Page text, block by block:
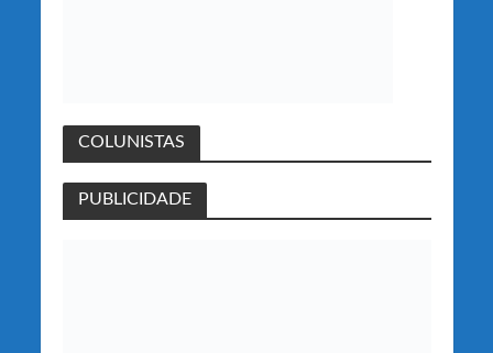
COLUNISTAS
PUBLICIDADE